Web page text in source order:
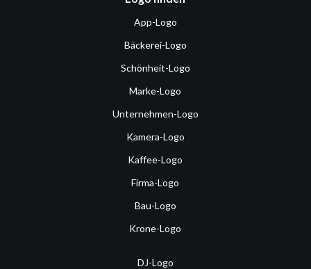
App-Logo
Bäckerei-Logo
Schönheit-Logo
Marke-Logo
Unternehmen-Logo
Kamera-Logo
Kaffee-Logo
Firma-Logo
Bau-Logo
Krone-Logo
DJ-Logo